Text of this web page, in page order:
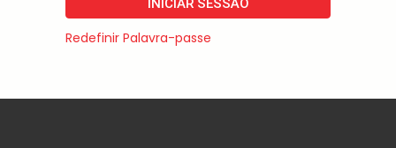
INICIAR SESSÃO
Redefinir Palavra-passe